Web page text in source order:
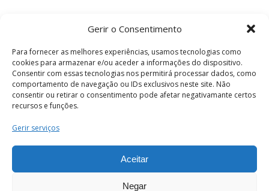
Gerir o Consentimento
Para fornecer as melhores experiências, usamos tecnologias como
cookies para armazenar e/ou aceder a informações do dispositivo.
Consentir com essas tecnologias nos permitirá processar dados, como
comportamento de navegação ou IDs exclusivos neste site. Não
consentir ou retirar o consentimento pode afetar negativamante certos
recursos e funções.
Gerir serviços
Aceitar
Negar
Termos e Condições
os direitos reservados.